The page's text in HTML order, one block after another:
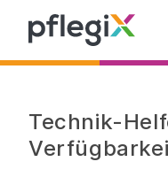
Technik-